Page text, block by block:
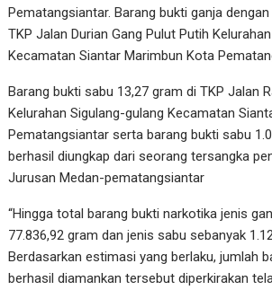
Pematangsiantar. Barang bukti ganja
TKP Jalan Durian Gang Pulut Putih
Kecamatan Siantar Marimbun Kota
Barang bukti sabu 13,27 gram di TKP Jalan
Kelurahan Sigulang-gulang Kecamatan
Pematangsiantar serta barang bukti sabu
berhasil diungkap dari seorang tersangka
Jurusan Medan-pematangsiantar
“Hingga total barang bukti narkotika jenis
77.836,92 gram dan jenis sabu sebanyak
Berdasarkan estimasi yang berlaku, jumlah
berhasil diamankan tersebut diperkirakan